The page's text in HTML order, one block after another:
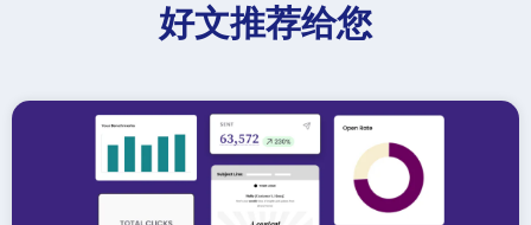
好文推荐给您